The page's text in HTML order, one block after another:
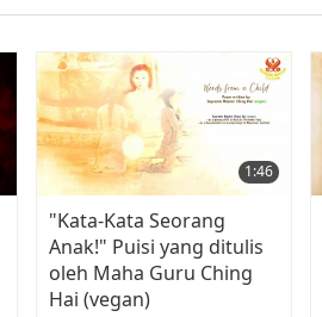
1:46
"Kata-Kata Seorang
Anak!" Puisi yang ditulis
oleh Maha Guru Ching
Hai (vegan)